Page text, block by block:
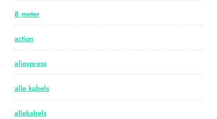
8 meter
action
aliexpress
alle kabels
allekabels